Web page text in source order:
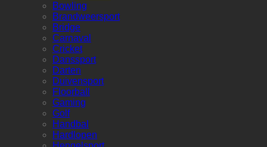
Bowling
Brandweersport
Bridge
Carnaval
Cricket
Danssport
Darten
Duivensport
Floorball
Gaming
Golf
Handbal
Hardlopen